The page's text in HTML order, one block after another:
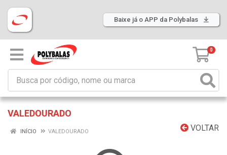
Baixe já o APP da Polybalas
0
VALEDOURADO
VOLTAR
INÍCIO VALEDOURADO